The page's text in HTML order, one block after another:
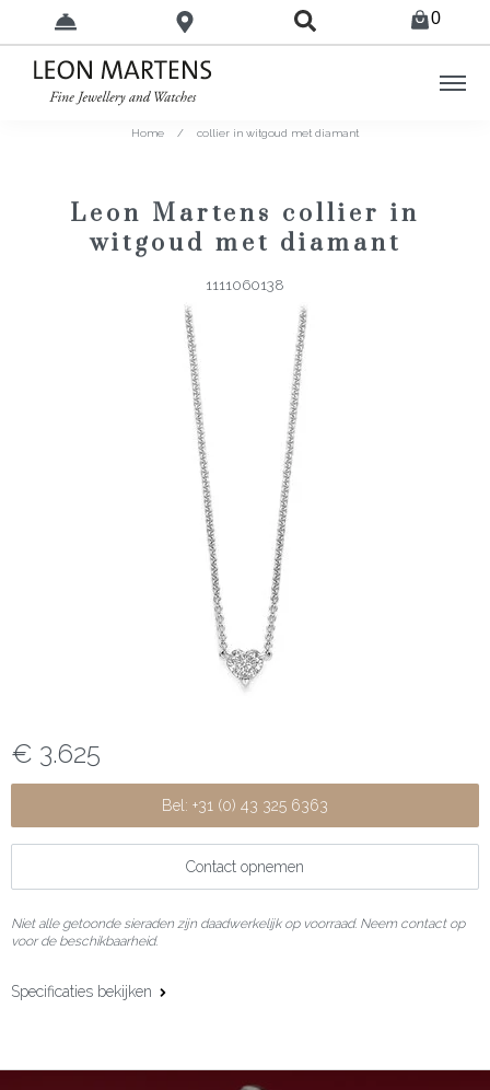
0
Home / collier in witgoud met diamant
Leon Martens collier in
witgoud met diamant
1111060138
€ 3.625
Bel: +31 (0) 43 325 6363
Contact opnemen
Niet alle getoonde sieraden zijn daadwerkelijk op voorraad. Neem contact op
voor de beschikbaarheid.
Specificaties bekijken
Diamant